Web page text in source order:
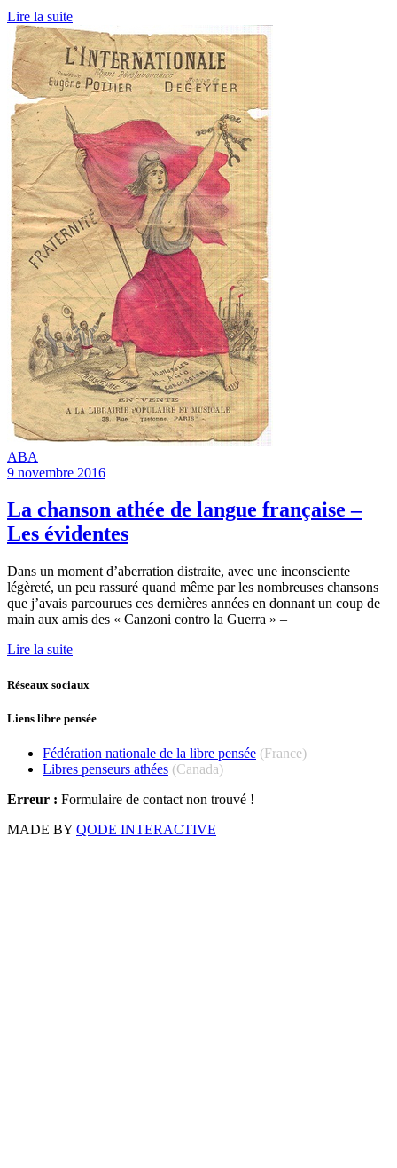
Lire la suite
ABA
9 novembre 2016
La chanson athée de langue française –
Les évidentes
Dans un moment d’aberration distraite, avec une inconsciente
légèreté, un peu rassuré quand même par les nombreuses chansons
que j’avais parcourues ces dernières années en donnant un coup de
main aux amis des « Canzoni contro la Guerra » –
Lire la suite
Réseaux sociaux
Liens libre pensée
Fédération nationale de la libre pensée (France)
Libres penseurs athées (Canada)
Erreur : Formulaire de contact non trouvé !
MADE BY QODE INTERACTIVE